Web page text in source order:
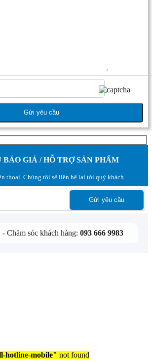
BÁO GIÁ / HỖ TRỢ SẢN PHẨM
thoại. Chúng tôi sẽ liên hệ lại tới quý khách.
Chăm sóc khách hàng: 093 666 9983
hotline-mobile" not found